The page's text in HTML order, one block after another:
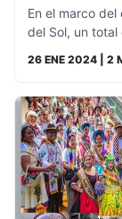
En el marco
del Sol, un
26 ENE 2024 | 2